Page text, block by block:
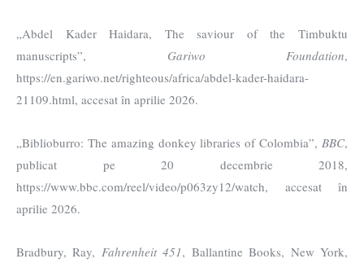
„Abdel Kader Haidara, The saviour of the Timbuktu
manuscripts”, Gariwo Foundation,
https://en.gariwo.net/righteous/africa/abdel-kader-haidara-
21109.html, accesat în aprilie 2026.
„Biblioburro: The amazing donkey libraries of Colombia”, BBC,
publicat pe 20 decembrie 2018,
https://www.bbc.com/reel/video/p063zy12/watch, accesat în
aprilie 2026.
Bradbury, Ray, Fahrenheit 451, Ballantine Books, New York,